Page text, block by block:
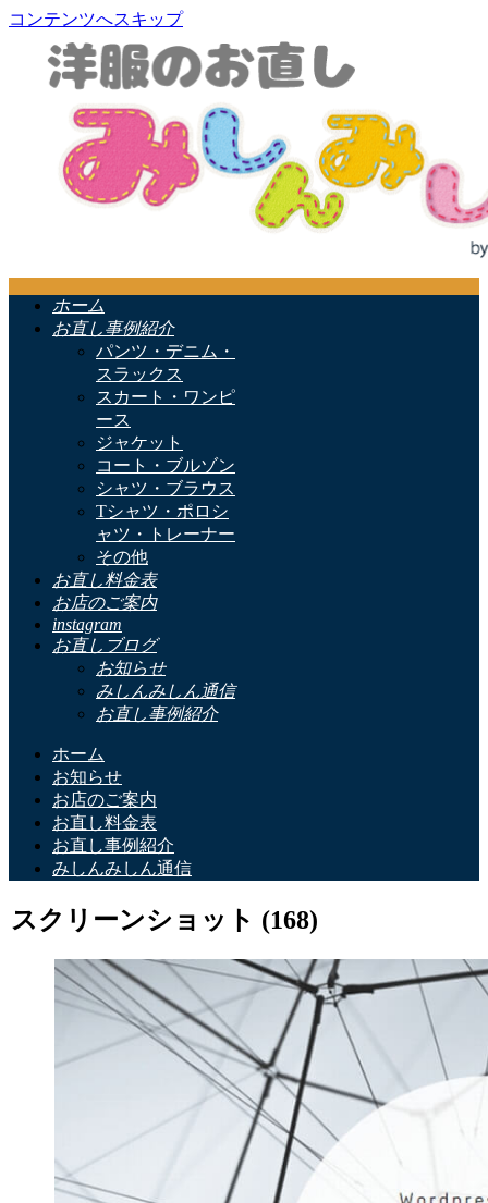
コンテンツへスキップ
ホーム
お直し事例紹介
パンツ・デニム・
スラックス
スカート・ワンピ
ース
ジャケット
コート・ブルゾン
シャツ・ブラウス
Tシャツ・ポロシ
ャツ・トレーナー
その他
お直し料金表
お店のご案内
instagram
お直しブログ
お知らせ
みしんみしん通信
お直し事例紹介
ホーム
お知らせ
お店のご案内
お直し料金表
お直し事例紹介
みしんみしん通信
スクリーンショット (168)